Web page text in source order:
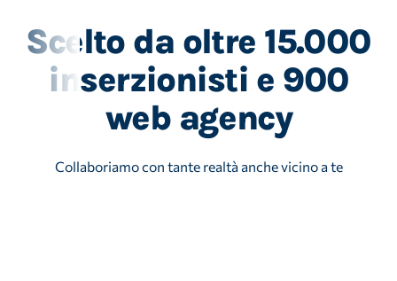
Scelto da oltre 15.000
inserzionisti e 900
web agency
Collaboriamo con tante realtà anche vicino a te